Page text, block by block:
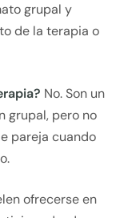
grupal y
de la terapia o
No. Son un
grupal, pero no
pareja cuando
ofrecerse en